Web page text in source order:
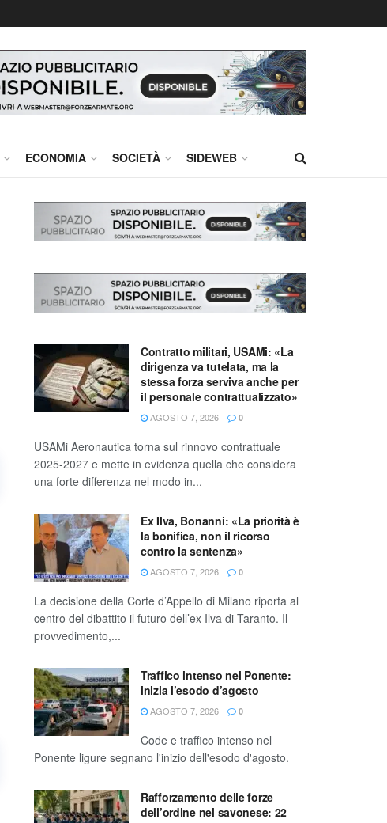
ECONOMIA SOCIETÀ SIDEWEB
Contratto militari, USAMi: «La
dirigenza va tutelata, ma la
stessa forza serviva anche per
il personale contrattualizzato»
AGOSTO 7, 2026 0
USAMi Aeronautica torna sul rinnovo contrattuale
2025-2027 e mette in evidenza quella che considera
una forte differenza nel modo in...
Ex Ilva, Bonanni: «La priorità è
la bonifica, non il ricorso
contro la sentenza»
AGOSTO 7, 2026 0
La decisione della Corte d’Appello di Milano riporta al
centro del dibattito il futuro dell’ex Ilva di Taranto. Il
provvedimento,...
Traffico intenso nel Ponente:
inizia l’esodo d’agosto
AGOSTO 7, 2026 0
Code e traffico intenso nel
Ponente ligure segnano l'inizio dell'esodo d'agosto.
Rafforzamento delle forze
dell’ordine nel savonese: 22